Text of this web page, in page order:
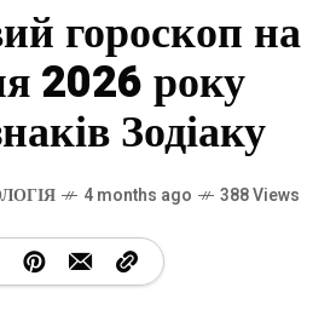
гороскоп на
2026 року
Зодіаку
4 months ago 388 Views